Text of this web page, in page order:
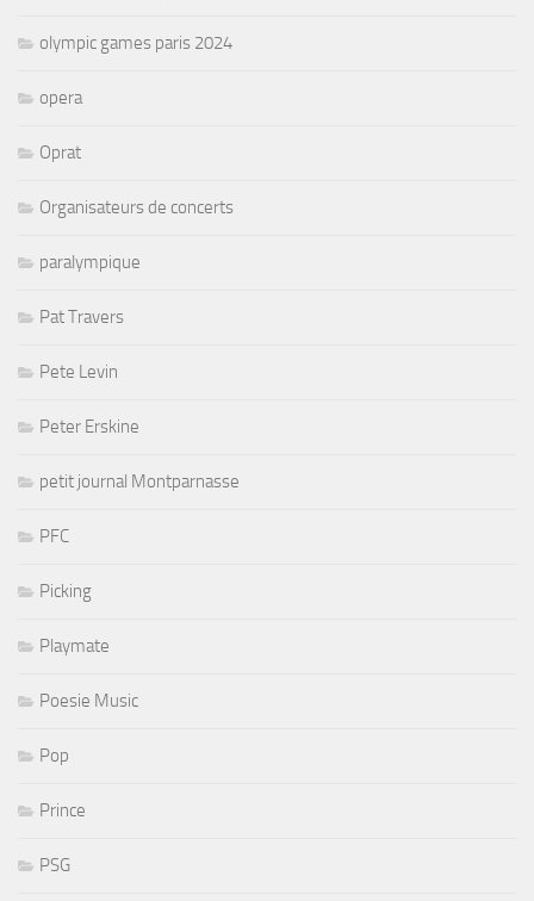
olympic games paris 2024
opera
Oprat
Organisateurs de concerts
paralympique
Pat Travers
Pete Levin
Peter Erskine
petit journal Montparnasse
PFC
Picking
Playmate
Poesie Music
Pop
Prince
PSG